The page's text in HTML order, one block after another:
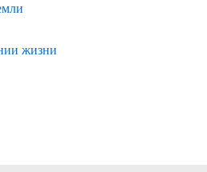
жизни